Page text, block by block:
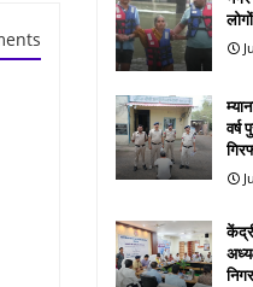
वर्ष